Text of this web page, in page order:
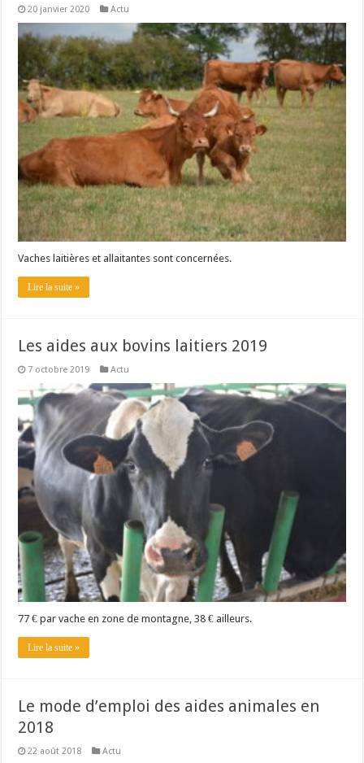
20 janvier 2020 Actu
Vaches laitières et allaitantes sont concernées.
Lire la suite »
Les aides aux bovins laitiers 2019
7 octobre 2019 Actu
77 € par vache en zone de montagne, 38 € ailleurs.
Lire la suite »
Le mode d’emploi des aides animales en
2018
22 août 2018 Actu